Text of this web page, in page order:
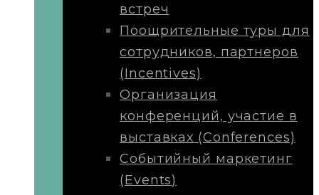
встреч
Поощрительные туры для
сотрудников, партнеров
(Incentives)
Организация
конференций, участие в
выставках (Conferences)
Событийный маркетинг
(Events)